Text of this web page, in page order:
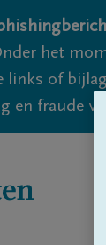
het
links of
en fraude